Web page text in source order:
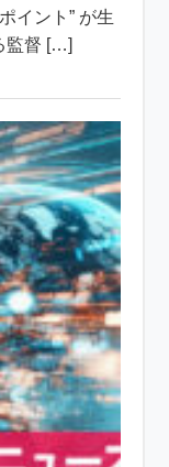
イント” が生
監督 […]